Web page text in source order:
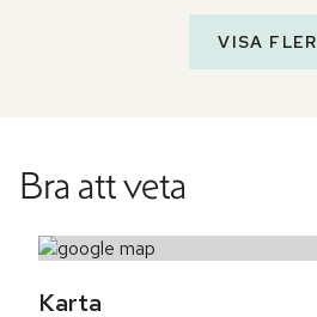
VISA FLER
Bra att veta